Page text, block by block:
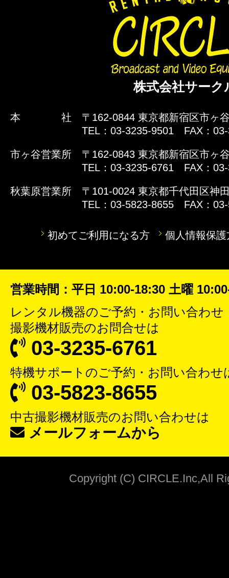
株式会社サーク
本 社
〒162-0844 東京都新宿区市ヶ
TEL：03-3235-9501 FAX：
市ヶ谷営業所
〒162-0843 東京都新宿区市ヶ
TEL：03-3235-6761 FAX：
秋葉原営業所
〒101-0024 東京都千代田区神
TEL：03-5823-8655 FAX：
初めてご利用になる方 個人情報保護
営業時間：平日 10:00-18:30 土曜
レンタル機器のご予約・お問い合わせ
撮影機材販売のお問合せは
03-3235-6761
特機サポート のご予約・お問い合わせ
03-5823-8655
中古撮影機材販売のお問い合わせは
メールフォームから
Copyright (C) CIRCLE.Inc,All